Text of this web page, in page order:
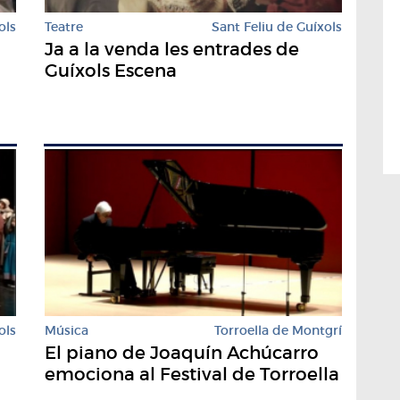
Teatre Sant Feliu de Guíxols
Ja a la venda les entrades de
Guíxols Escena
Música Torroella de Montgrí
El piano de Joaquín Achúcarro
emociona al Festival de Torroella